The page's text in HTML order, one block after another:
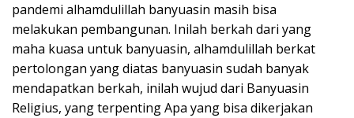
pandemi alhamdulillah banyuasin masih bisa
melakukan pembangunan. Inilah berkah dari yang
maha kuasa untuk banyuasin, alhamdulillah berkat
pertolongan yang diatas banyuasin sudah banyak
mendapatkan berkah, inilah wujud dari Banyuasin
Religius, yang terpenting Apa yang bisa dikerjakan